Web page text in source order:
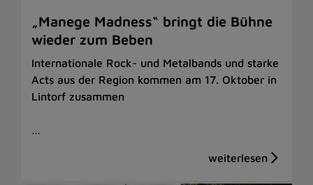
„Manege Madness“ bringt die Bühne
wieder zum Beben
Internationale Rock- und Metalbands und starke
Acts aus der Region kommen am 17. Oktober in
Lintorf zusammen
…